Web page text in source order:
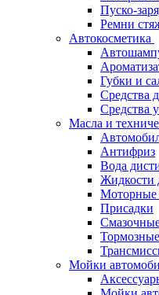
Пуско-
Ремни
Автокосметика
Губки и
Средства
Средства
Масла и
Антифриз
Вода
Жидкости
Моторные
Присадки
Мойки